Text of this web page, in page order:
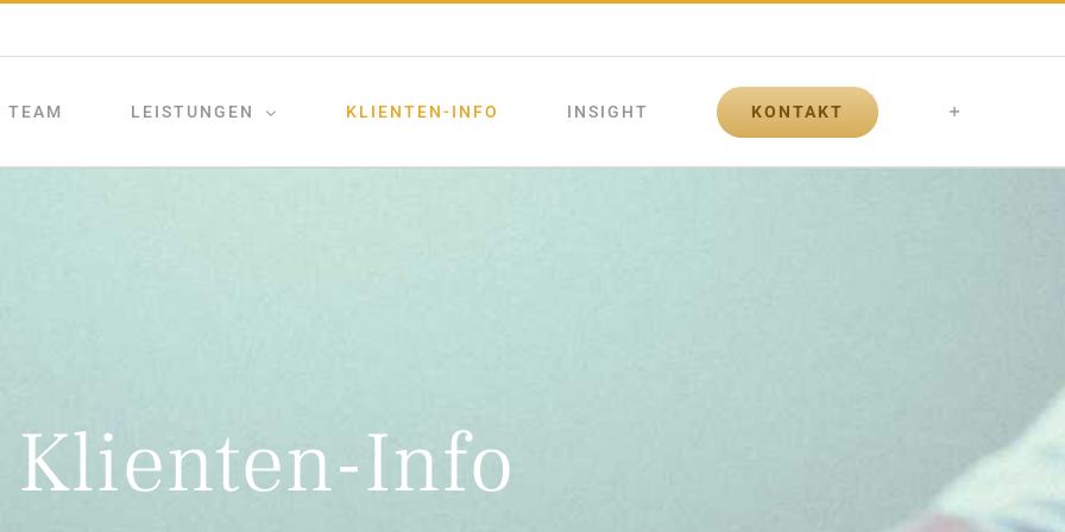
TEAM LEISTUNGEN KLIENTEN-INFO INSIGHT KONTAKT
Klienten-Info